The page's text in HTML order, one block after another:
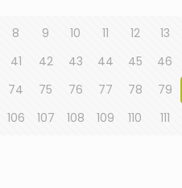
8 9 10 11 12 13
41 42 43 44 45 46
74 75 76 77 78 79
106 107 108 109 110 111